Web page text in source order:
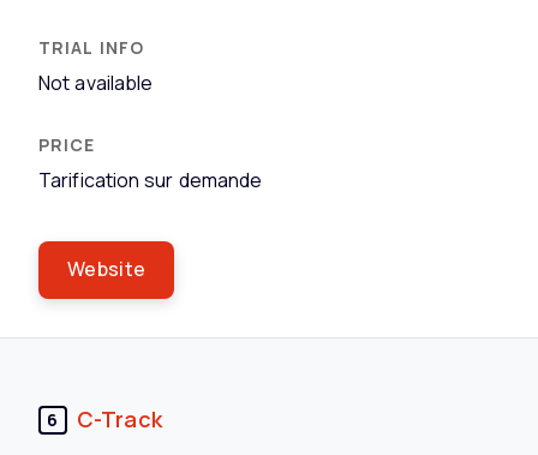
Not available
Tarification sur demande
Website
6 C-Track